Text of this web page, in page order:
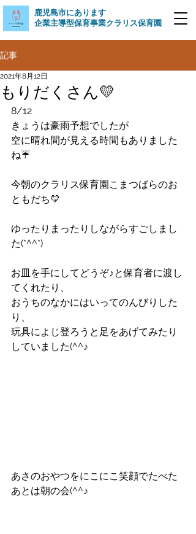
​鹿児島市にあります
企業主導型保育事業クラリス保育園
記事
もりだくさん💛
2021年8月12日
8/12
きょうは豪雨予想でしたが
空に晴れ間が見える時間もありました
ね☔
今朝のクラリス保育園こまつばらのお
ともだち💛
ゆったりまったりしながらすごしまし
た(*^^*)
お皿を手にしてどうぞ♪と保育者に渡し
てくれたり、
おうちのなかにはいってのんびりした
り、
玩具によじ登ろうと足をあげてみたり
していました(^^♪
あさのおやつをにこにこ笑顔でたべた
あとは朝の会(^^♪